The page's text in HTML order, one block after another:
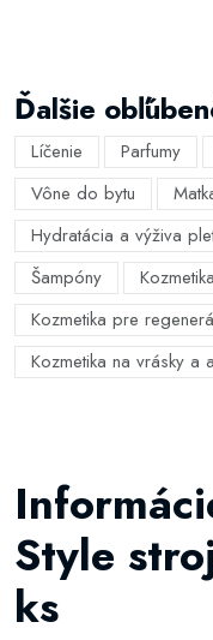
Ďalšie
Líčenie Parfumy
Vône do bytu
Hydratácia a výživa
Šampóny
Kozmetika pre
Kozmetika na vrásky a
Style
ks